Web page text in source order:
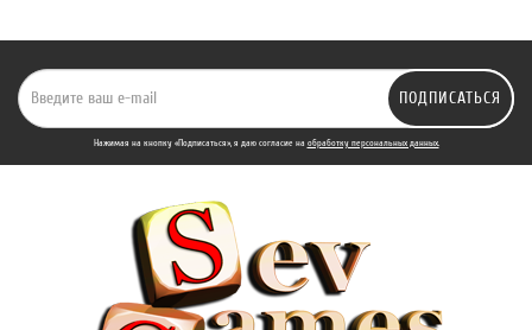
ПОДПИСАТЬСЯ
Нажимая на кнопку «Подписаться», я даю cогласие на обработку персональных данных.